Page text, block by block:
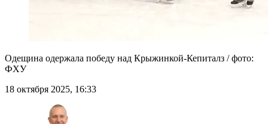
Одещина одержала победу над Крыжинкой-Кепиталз / фото:
ФХУ
18 октября 2025, 16:33